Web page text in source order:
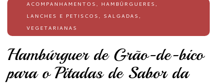
ACOMPANHAMENTOS, HAMBÚRGUERES,
LANCHES E PETISCOS, SALGADAS,
VEGETARIANAS
Hambúrguer de Grão-de-bico
para o Pitadas de Sabor da